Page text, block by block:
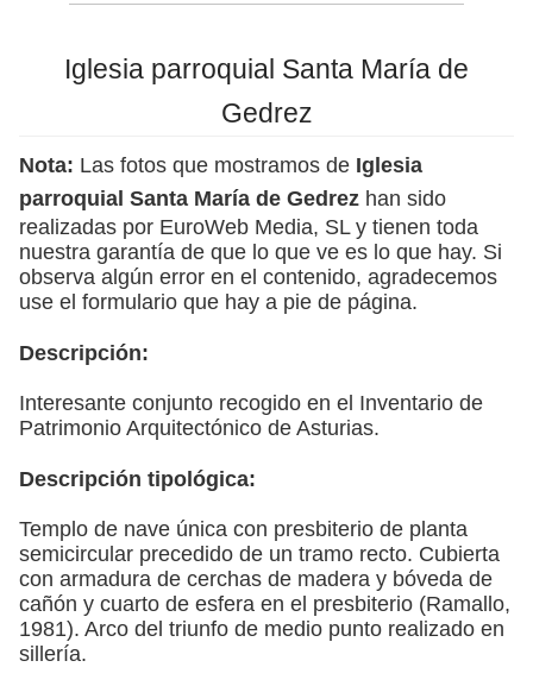
Iglesia parroquial Santa María de
Gedrez
Nota: Las fotos que mostramos de Iglesia
parroquial Santa María de Gedrez han sido
realizadas por EuroWeb Media, SL y tienen toda
nuestra garantía de que lo que ve es lo que hay. Si
observa algún error en el contenido, agradecemos
use el formulario que hay a pie de página.
Descripción:
Interesante conjunto recogido en el Inventario de
Patrimonio Arquitectónico de Asturias.
Descripción tipológica:
Templo de nave única con presbiterio de planta
semicircular precedido de un tramo recto. Cubierta
con armadura de cerchas de madera y bóveda de
cañón y cuarto de esfera en el presbiterio (Ramallo,
1981). Arco del triunfo de medio punto realizado en
sillería.